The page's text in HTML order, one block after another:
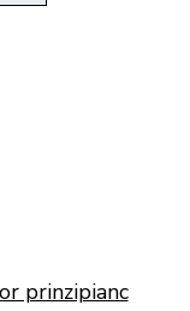
prinzipianc